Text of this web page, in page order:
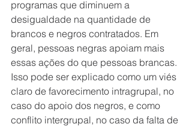
programas que diminuem a
desigualdade na quantidade de
brancos e negros contratados. Em
geral, pessoas negras apoiam mais
essas ações do que pessoas brancas.
Isso pode ser explicado como um viés
claro de favorecimento intragrupal, no
caso do apoio dos negros, e como
conflito intergrupal, no caso da falta de